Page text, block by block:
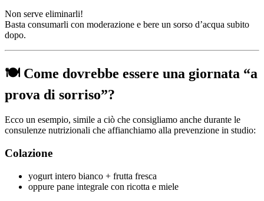
Non serve eliminarli!
Basta consumarli con moderazione e bere un sorso d’acqua subito
dopo.
🍽️ Come dovrebbe essere una giornata “a
prova di sorriso”?
Ecco un esempio, simile a ciò che consigliamo anche durante le
consulenze nutrizionali che affianchiamo alla prevenzione in studio:
Colazione
yogurt intero bianco + frutta fresca
oppure pane integrale con ricotta e miele